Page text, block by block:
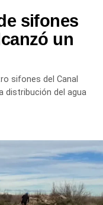
sifones
un
sifones del Canal
distribución del agua